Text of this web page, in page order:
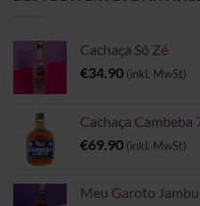
Cachaça Sô Zé
€34.90 (inkl. MwSt)
Cachaça Cambeba
€69.90 (inkl. MwSt)
Meu Garoto